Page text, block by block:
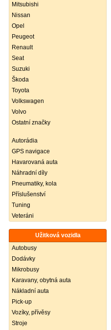
Mitsubishi
Nissan
Opel
Peugeot
Renault
Seat
Suzuki
Škoda
Toyota
Volkswagen
Volvo
Ostatní značky
Autorádia
GPS navigace
Havarovaná auta
Náhradní díly
Pneumatiky, kola
Příslušenství
Tuning
Veteráni
Užitková vozidla
Autobusy
Dodávky
Mikrobusy
Karavany, obytná auta
Nákladní auta
Pick-up
Vozíky, přívěsy
Stroje